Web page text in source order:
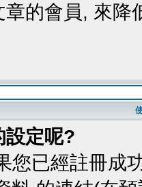
的會員, 來
設定呢?
您已經註冊成